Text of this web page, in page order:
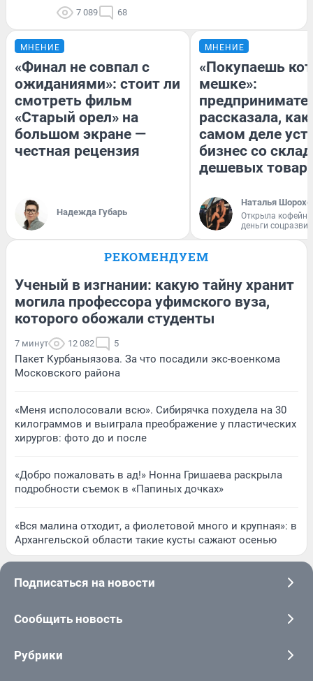
7 089 68
МНЕНИЕ
«Финал не совпал с
ожиданиями»: стоит ли
смотреть фильм
«Старый орел» на
большом экране —
честная рецензия
Надежда Губарь
МНЕНИЕ
«Покупаешь
мешке»:
рассказала, как
самом деле
бизнес со
дешевых
Наталья
Открыла
деньги
РЕКОМЕНДУЕМ
Ученый в изгнании: какую тайну хранит
могила профессора уфимского вуза,
которого обожали студенты
7 минут 12 082 5
Пакет Курбаныязова. За что посадили экс-военкома
Московского района
«Меня исполосовали всю». Сибирячка похудела на 30
килограммов и выиграла преображение у пластических
хирургов: фото до и после
«Добро пожаловать в ад!» Нонна Гришаева раскрыла
подробности съемок в «Папиных дочках»
«Вся малина отходит, а фиолетовой много и крупная»: в
Архангельской области такие кусты сажают осенью
Подписаться на новости
Сообщить новость
Рубрики